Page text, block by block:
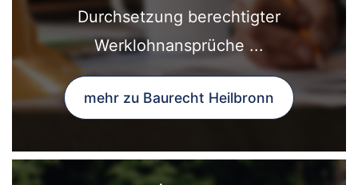
Durchsetzung berechtigter
Werklohnansprüche ...
mehr zu Baurecht Heilbronn